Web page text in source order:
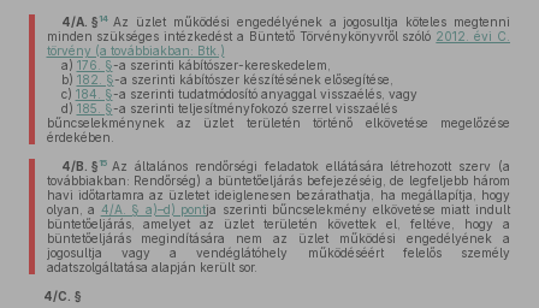
4/A. § 14 Az üzlet működési engedélyének a jogosultja köteles megtenni
minden szükséges intézkedést a Büntető Törvénykönyvről szóló 2012. évi C.
törvény (a továbbiakban: Btk.)
a) 176. §-a szerinti kábítószer-kereskedelem,
b) 182. §-a szerinti kábítószer készítésének elősegítése,
c) 184. §-a szerinti tudatmódosító anyaggal visszaélés, vagy
d) 185. §-a szerinti teljesítményfokozó szerrel visszaélés
bűncselekménynek az üzlet területén történő elkövetése megelőzése
érdekében.
4/B. § 15 Az általános rendőrségi feladatok ellátására létrehozott szerv (a
továbbiakban: Rendőrség) a büntetőeljárás befejezéséig, de legfeljebb három
havi időtartamra az üzletet ideiglenesen bezárathatja, ha megállapítja, hogy
olyan, a 4/A. § a)–d) pontja szerinti bűncselekmény elkövetése miatt indult
büntetőeljárás, amelyet az üzlet területén követtek el, feltéve, hogy a
büntetőeljárás megindítására nem az üzlet működési engedélyének a
jogosultja vagy a vendéglátóhely működéséért felelős személy
adatszolgáltatása alapján került sor.
4/C. §